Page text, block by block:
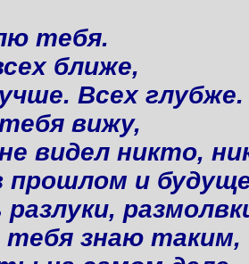
тебя.
ближе,
Всех глубже.
вижу,
видел никто,
прошлом и
разлуки,
тебя знаю таким,